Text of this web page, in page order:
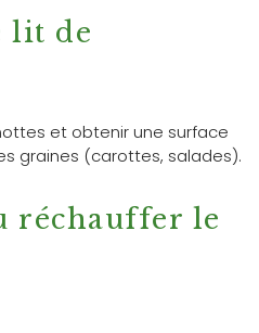
lit de
et obtenir une surface
graines (carottes, salades).
réchauffer le